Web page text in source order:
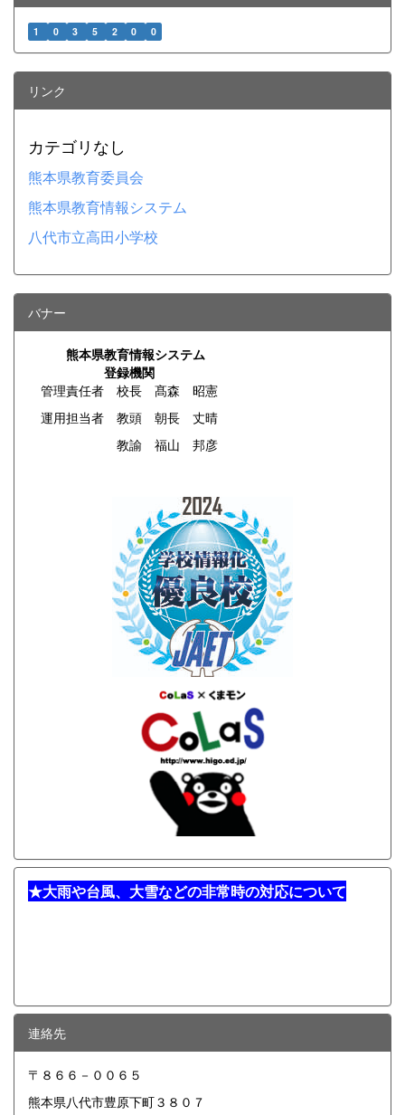
1 0 3 5 2 0 0
リンク
カテゴリなし
熊本県教育委員会
熊本県教育情報システム
八代市立高田小学校
バナー
熊本県教育情報システム
登録機関
管理責任者 校長 髙森 昭憲
運用担当者 教頭 朝長 丈晴
教諭 福山 邦彦
★大雨や台風、大雪などの非常時の対応について
連絡先
〒８６６－００６５
熊本県八代市豊原下町３８０７